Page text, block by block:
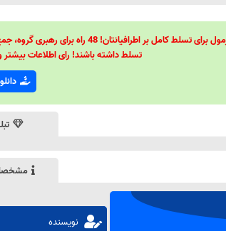
تسلط داشته باشند! رای اطلاعات بیشتر
نویسنده